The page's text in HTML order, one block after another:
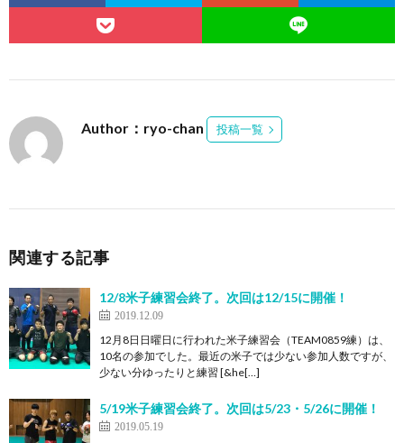
Author：ryo-chan 投稿一覧
関連する記事
12/8米子練習会終了。次回は12/15に開催！
2019.12.09
12月8日日曜日に行われた米子練習会（TEAM0859練）は、
10名の参加でした。最近の米子では少ない参加人数ですが、
少ない分ゆったりと練習 [&he[…]
5/19米子練習会終了。次回は5/23・5/26に開催！
2019.05.19